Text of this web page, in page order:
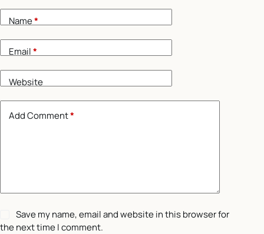
Name*
Email*
Website
Add Comment*
Save my name, email and website in this browser for
the next time I comment.